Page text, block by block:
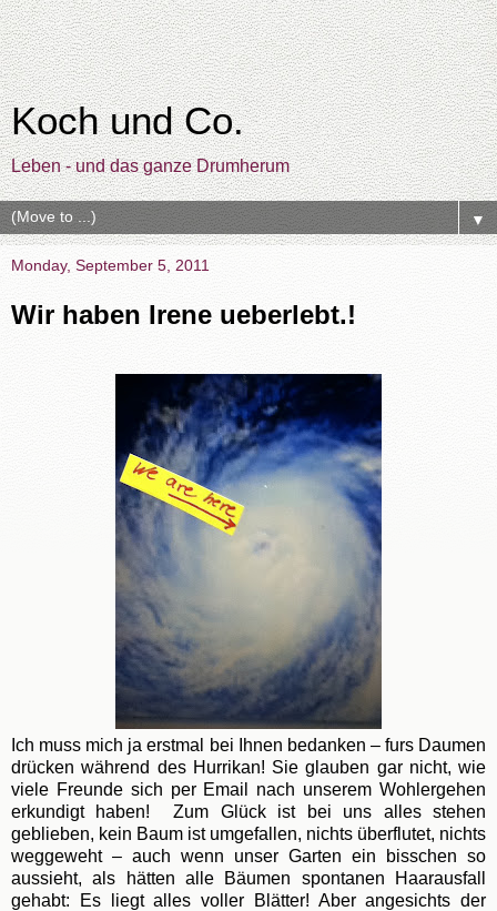
Koch und Co.
Leben - und das ganze Drumherum
▼
Monday, September 5, 2011
Wir haben Irene ueberlebt.!
Ich muss mich ja erstmal bei Ihnen bedanken – furs Daumen
drücken während des Hurrikan! Sie glauben gar nicht, wie
viele Freunde sich per Email nach unserem Wohlergehen
erkundigt haben!
Zum Glück ist bei uns alles stehen
geblieben, kein Baum ist umgefallen, nichts überflutet, nichts
weggeweht – auch wenn unser Garten ein bisschen so
aussieht, als hätten alle Bäumen spontanen Haarausfall
gehabt: Es liegt alles voller Blätter! Aber angesichts der